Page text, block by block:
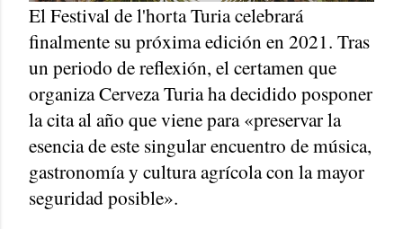
El Festival de l'horta Turia celebrará
finalmente su próxima edición en 2021. Tras
un periodo de reflexión, el certamen que
organiza Cerveza Turia ha decidido posponer
la cita al año que viene para «preservar la
esencia de este singular encuentro de música,
gastronomía y cultura agrícola con la mayor
seguridad posible».